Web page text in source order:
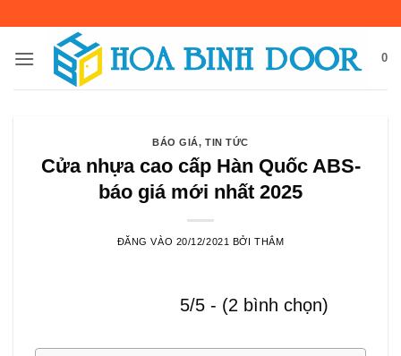
nội
0
BÁO GIÁ,TIN TỨC
Cửa nhựa cao cấp Hàn Quốc ABS-
báo giá mới nhất 2025
ĐĂNG VÀO 20/12/2021 BỞITHẮM
5/5 - (2 bình chọn)